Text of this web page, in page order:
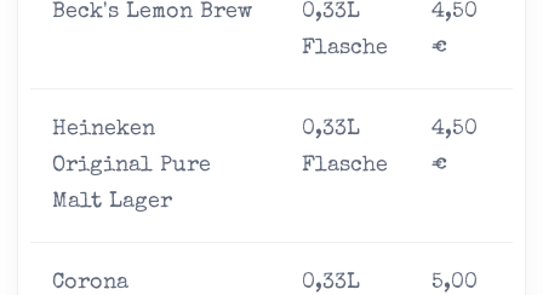
Beck's Lemon Brew
0,33L
Flasche
4,50
€
Heineken
Original Pure
Malt Lager
0,33L
Flasche
4,50
€
Corona
0,33L
5,00